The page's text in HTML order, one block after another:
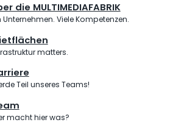
die MULTIMEDIAFABRIK
Unternehmen. Viele Kompetenzen.
matters.
Teil unseres Teams!
macht hier was?